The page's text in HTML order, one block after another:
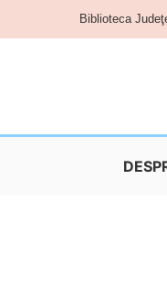
content
Biblioteca